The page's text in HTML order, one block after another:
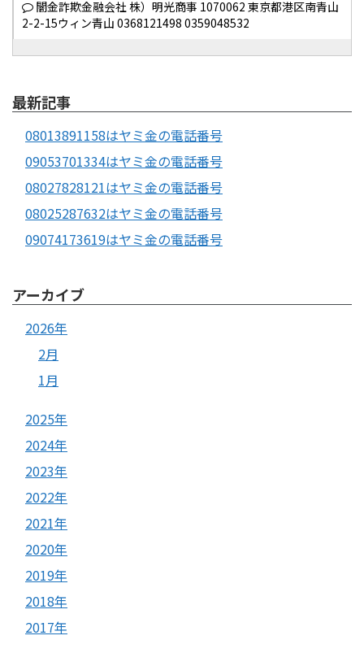
闇金詐欺金融会社 株）明光商事 1070062 東京都港区南青山
2-2-15ウィン青山 0368121498 0359048532
最新記事
08013891158はヤミ金の電話番号
09053701334はヤミ金の電話番号
08027828121はヤミ金の電話番号
08025287632はヤミ金の電話番号
09074173619はヤミ金の電話番号
アーカイブ
2026年
2月
1月
2025年
2024年
2023年
2022年
2021年
2020年
2019年
2018年
2017年